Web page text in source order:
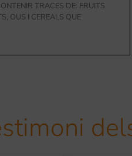
TRACES DE: FRUITS
OUS I CEREALS QUE